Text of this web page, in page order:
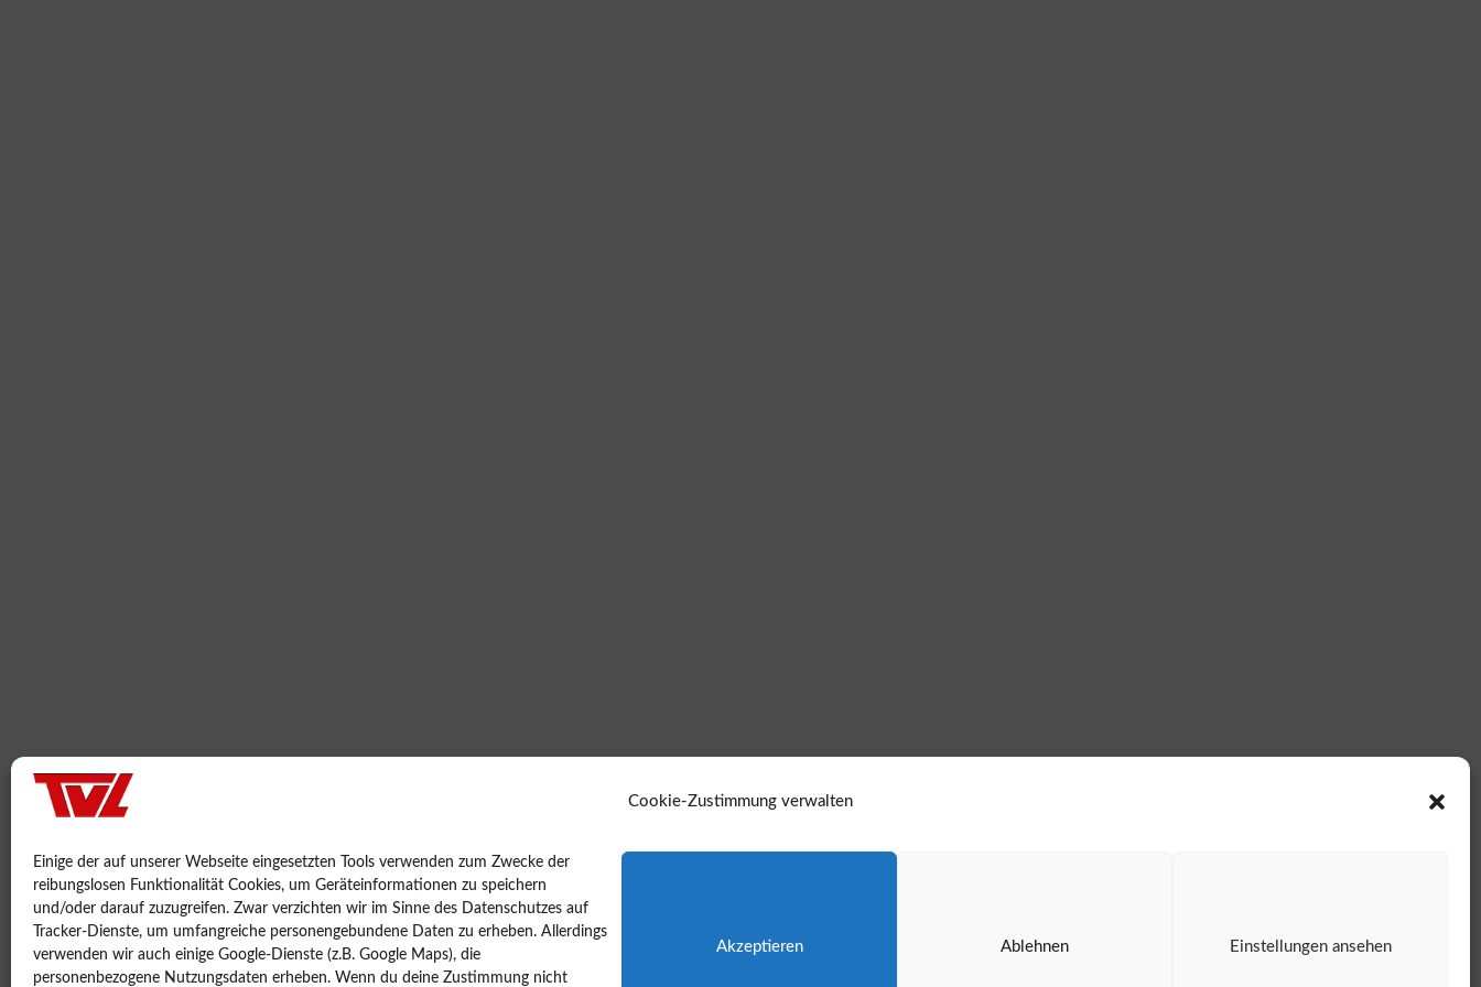
Cookie-Zustimmung verwalten
Einige der auf unserer Webseite eingesetzten Tools verwenden zum Zwecke der
reibungslosen Funktionalität Cookies, um Geräteinformationen zu speichern
und/oder darauf zuzugreifen. Zwar verzichten wir im Sinne des Datenschutzes auf
Tracker-Dienste, um umfangreiche personengebundene Daten zu erheben. Allerdings
verwenden wir auch einige Google-Dienste (z.B. Google Maps), die
personenbezogene Nutzungsdaten erheben. Wenn du deine Zustimmung nicht
Akzeptieren Ablehnen Einstellungen ansehen